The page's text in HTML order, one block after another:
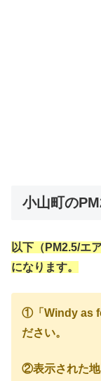
小山町の
以下（PM2.5/エ
になります。
①「Windy as
ださい。
②表示された地